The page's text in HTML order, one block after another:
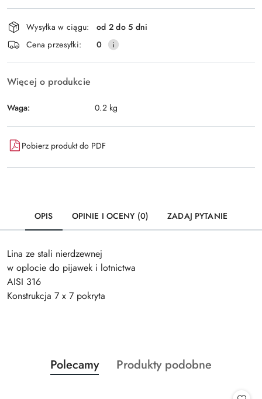
Wyślij
Dostępność
i
dostawa
Wysyłka w ciągu:
od 2 do 5 dni
Cena przesyłki:
0
Więcej o produkcie
Waga: 0.2 kg
Pobierz produkt do PDF
OPIS OPINIE I OCENY (0) ZADAJ PYTANIE
Lina ze stali nierdzewnej
w oplocie do pijawek i lotnictwa
AISI 316
Konstrukcja 7 x 7 pokryta
Pomiń karuzelę produktów
Produkty
o
Polecamy
Produkty
Produkty podobne